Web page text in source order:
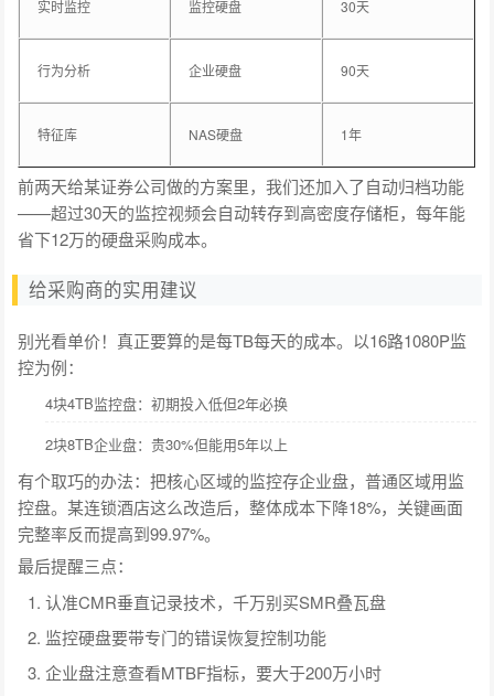
实时监控 监控硬盘 30天
行为分析 企业硬盘 90天
特征库 NAS硬盘 1年
前两天给某证券公司做的方案里，我们还加入了自动归档功能
——超过30天的监控视频会自动转存到高密度存储柜，每年能
省下12万的硬盘采购成本。
给采购商的实用建议
别光看单价！真正要算的是每TB每天的成本。以16路1080P监
控为例：
4块4TB监控盘：初期投入低但2年必换
2块8TB企业盘：贵30%但能用5年以上
有个取巧的办法：把核心区域的监控存企业盘，普通区域用监
控盘。某连锁酒店这么改造后，整体成本下降18%，关键画面
完整率反而提高到99.97%。
最后提醒三点：
认准CMR垂直记录技术，千万别买SMR叠瓦盘
监控硬盘要带专门的错误恢复控制功能
企业盘注意查看MTBF指标，要大于200万小时